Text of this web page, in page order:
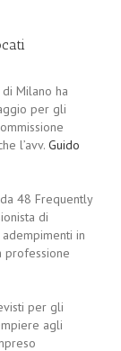
Milano ha
per gli
l’avv. Guido
48 Frequently
di
in
professione
per gli
agli